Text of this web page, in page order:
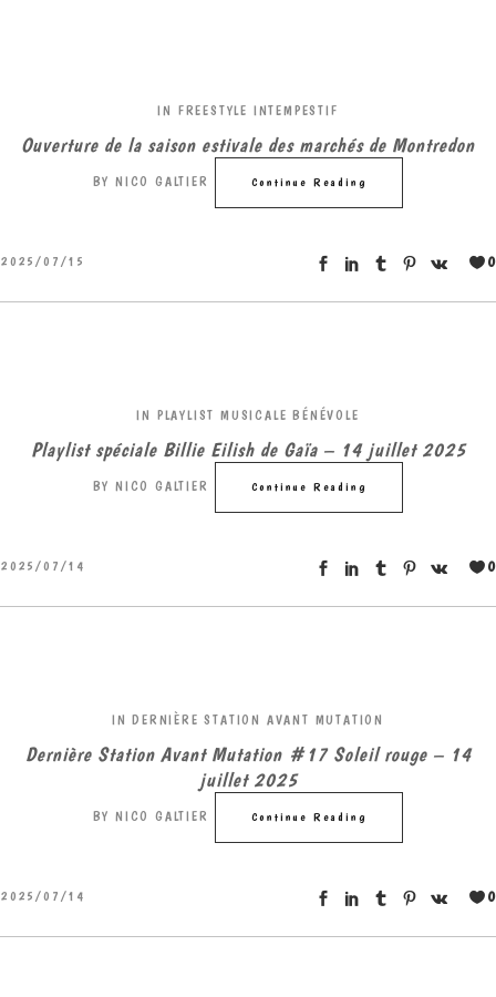
IN FREESTYLE INTEMPESTIF
Ouverture de la saison estivale des marchés de Montredon
BY NICO GALTIER Continue Reading
2025/07/15 0
IN PLAYLIST MUSICALE BÉNÉVOLE
Playlist spéciale Billie Eilish de Gaïa – 14 juillet 2025
BY NICO GALTIER Continue Reading
2025/07/14 0
IN DERNIÈRE STATION AVANT MUTATION
Dernière Station Avant Mutation #17 Soleil rouge – 14
juillet 2025
BY NICO GALTIER Continue Reading
2025/07/14 0